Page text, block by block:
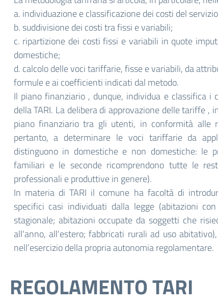
a. individuazione e classificazione dei costi del
b. suddivisione dei costi tra fissi e variabili;
c. ripartizione dei costi fissi e variabili in quote
domestiche;
d. calcolo delle voci tariffarie, fisse e variabili, da
formule e ai coefficienti indicati dal metodo.
Il piano finanziario , dunque, individua e classifica
della TARI. La delibera di approvazione delle tariffe
piano finanziario tra gli utenti, in conformità alle
pertanto, a determinare le voci tariffarie da
distinguono in domestiche e non domestiche: le
familiari e le seconde ricomprendono tutte le
professionali e produttive in genere).
In materia di TARI il comune ha facoltà di
specifici casi individuati dalla legge (abitazioni
stagionale; abitazioni occupate da soggetti che
all'anno, all'estero; fabbricati rurali ad uso
nell’esercizio della propria autonomia regolamentare.
REGOLAMENTO TARI